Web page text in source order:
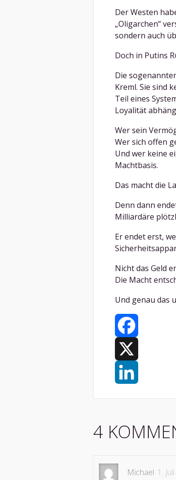
Der Westen
„Oligarchen“
sondern auch
Doch in Putins
Die
Kreml. Sie sind
Teil eines
Loyalität
Wer sein
Wer sich offen
Und wer keine
Machtbasis.
Das macht die
Denn dann
Milliardäre
Er endet erst,
Nicht das Geld
Die Macht
Und genau das
Facebook
4
Michael 1.